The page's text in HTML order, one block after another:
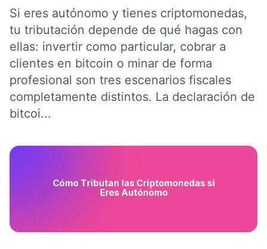
Si eres autónomo y tienes criptomonedas,
tu tributación depende de qué hagas con
ellas: invertir como particular, cobrar a
clientes en bitcoin o minar de forma
profesional son tres escenarios fiscales
completamente distintos. La declaración de
bitcoi...